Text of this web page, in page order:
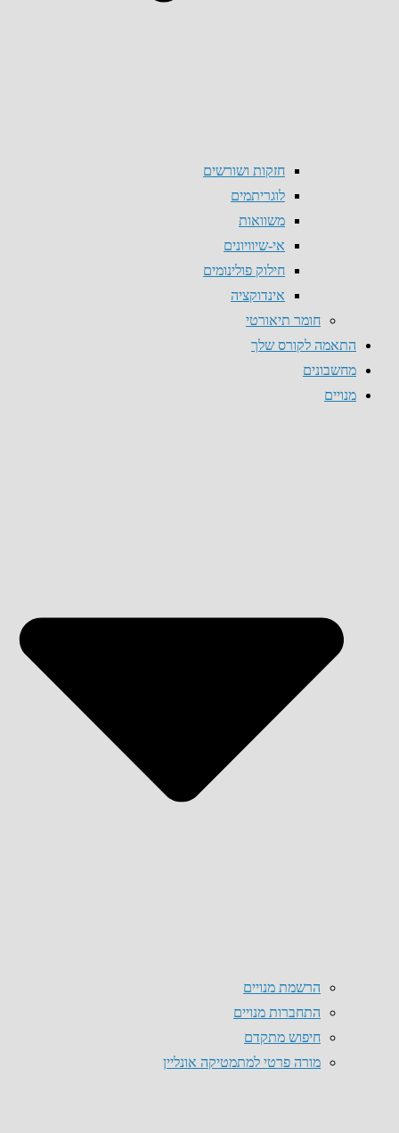
חזקות ושורשים
לוגריתמים
משוואות
אי-שיוויונים
חילוק פולינומים
אינדוקציה
חומר תיאורטי
התאמה לקורס שלך
מחשבונים
מנויים
הרשמת מנויים
התחברות מנויים
חיפוש מתקדם
מורה פרטי למתמטיקה אונליין